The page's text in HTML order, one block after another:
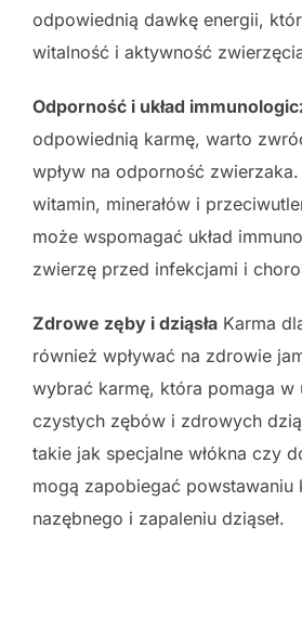
odpowiednią dawkę energii,
witalność i aktywność
Odporność i układ
odpowiednią karmę, warto
wpływ na odporność
witamin, minerałów i
może wspomagać układ
zwierzę przed infekcjami i
Zdrowe zęby i dziąsła Karma
również wpływać na zdrowie
wybrać karmę, która pomaga w
czystych zębów i zdrowych
takie jak specjalne włókna czy
mogą zapobiegać powstawaniu
nazębnego i zapaleniu dziąseł.